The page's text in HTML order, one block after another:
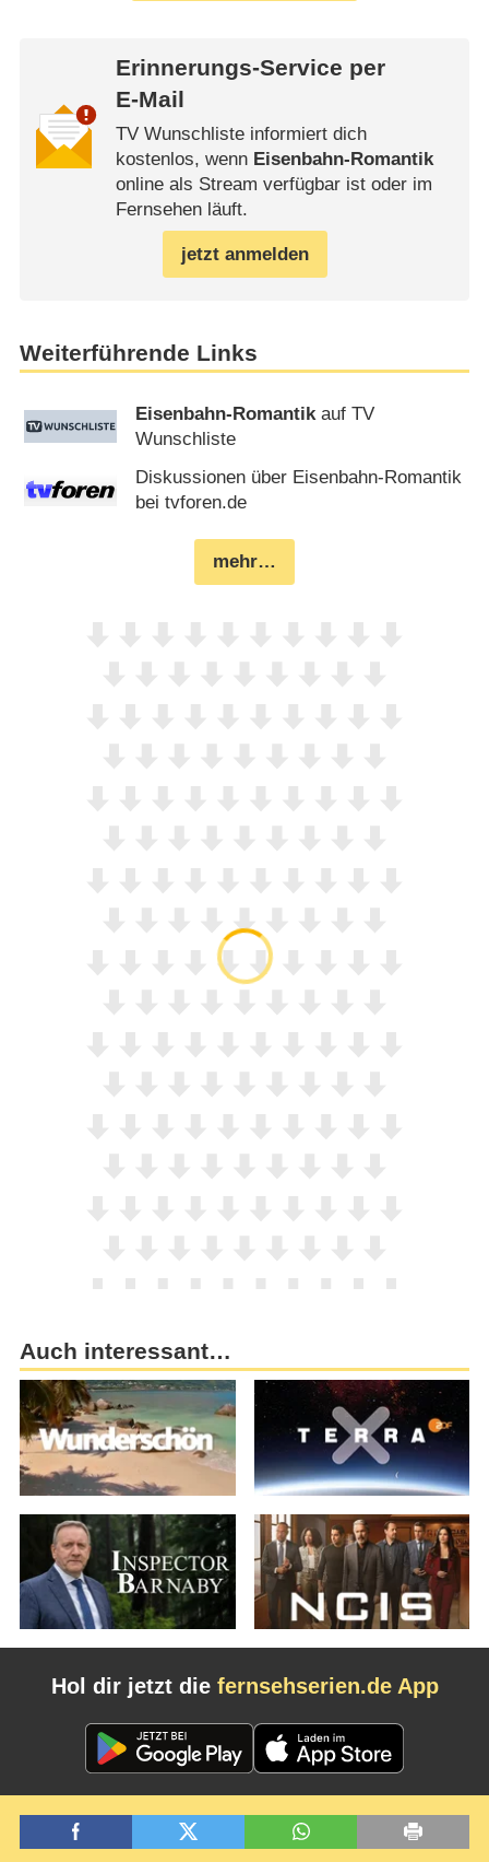
Erinnerungs-Service per
E-Mail
TV Wunschliste informiert dich
kostenlos, wenn Eisenbahn-Romantik
online als Stream verfügbar ist oder im
Fernsehen läuft.
jetzt anmelden
Weiterführende Links
Eisenbahn-Romantik auf TV
Wunschliste
Diskussionen über Eisenbahn-Romantik
bei tvforen.de
mehr…
Auch interessant…
Hol dir jetzt die fernsehserien.de App